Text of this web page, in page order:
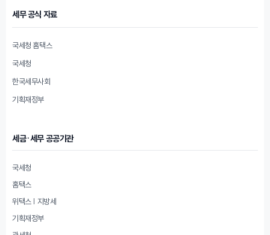
세무 공식 자료
국세청 홈택스
국세청
한국세무사회
기획재정부
세금·세무 공공기관
국세청
홈택스
위택스 | 지방세
기획재정부